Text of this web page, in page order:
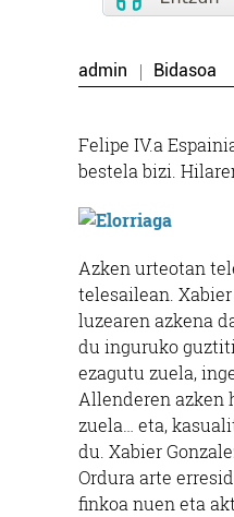
admin Bidasoa
Felipe IV.a
bestela bizi.
Azken urteotan
telesailean.
luzearen azkena
du inguruko
ezagutu zuela,
Allenderen azken
zuela… eta,
du. Xabier
Ordura arte
finkoa nuen eta